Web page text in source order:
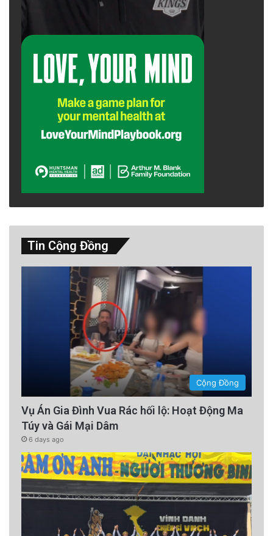
Tin Cộng Đồng
Cộng Đồng
Vụ Án Gia Đình Vua Rác hối lộ: Hoạt Động Ma
Túy và Gái Mại Dâm
6 days ago